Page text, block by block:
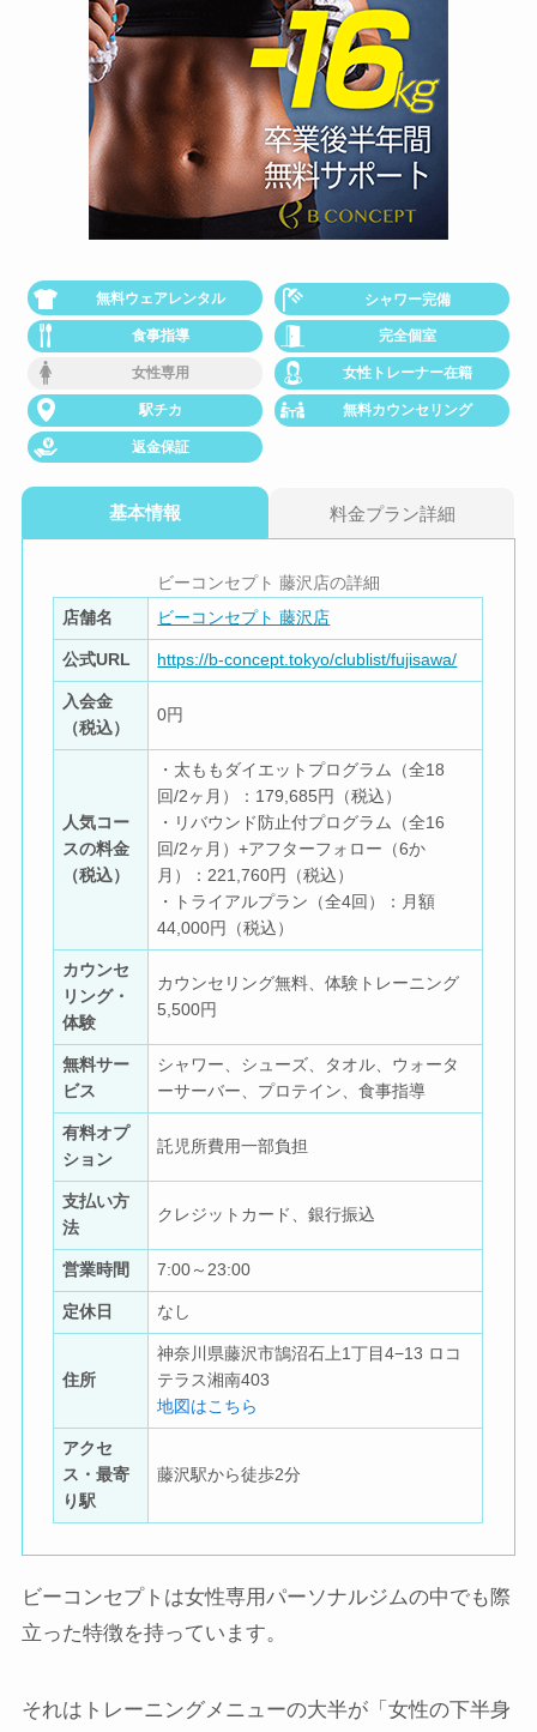
無料ウェアレンタル シャワー完備
食事指導 完全個室
女性専用 女性トレーナー在籍
駅チカ 無料カウンセリング
返金保証
基本情報 料金プラン詳細
ビーコンセプト 藤沢店の詳細
店舗名
ビーコンセプト 藤沢店
公式URL https://b-concept.tokyo/clublist/fujisawa/
入会金
（税込）
0円
人気コー
スの料金
（税込）
・太ももダイエットプログラム（全18
回/2ヶ月）：179,685円（税込）
・リバウンド防止付プログラム（全16
回/2ヶ月）+アフターフォロー（6か
月）：221,760円（税込）
・トライアルプラン（全4回）：月額
44,000円（税込）
カウンセ
リング・
体験
カウンセリング無料、体験トレーニング
5,500円
無料サー
ビス
シャワー、シューズ、タオル、ウォータ
ーサーバー、プロテイン、食事指導
有料オプ
ション
託児所費用一部負担
支払い方
法
クレジットカード、銀行振込
営業時間 7:00～23:00
定休日 なし
住所
神奈川県藤沢市鵠沼石上1丁目4−13 ロコ
テラス湘南403
地図はこちら
アクセ
ス・最寄
り駅
藤沢駅から徒歩2分
ビーコンセプトは女性専用パーソナルジムの中でも際
立った特徴を持っています。
それはトレーニングメニューの大半が「女性の下半身